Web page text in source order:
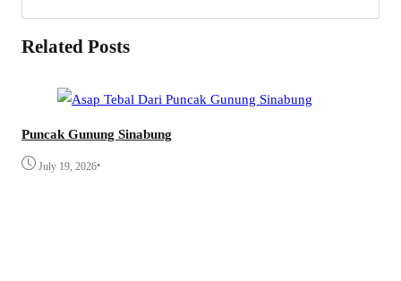
Related Posts
Puncak Gunung Sinabung
July 19, 2026•